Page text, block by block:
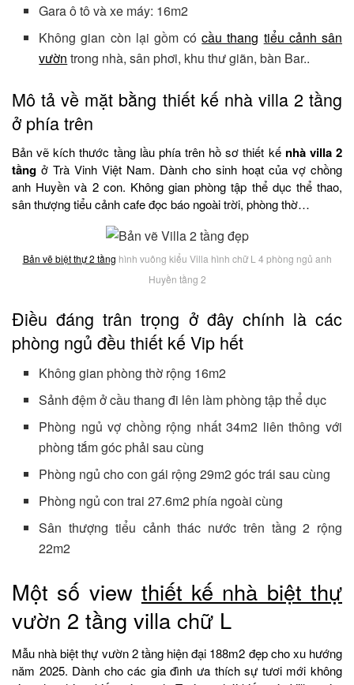
Gara ô tô và xe máy: 16m2
Không gian còn lại gồm cócầu thang tiểu cảnh sân
vườn trong nhà, sân phơi, khu thư giãn, bàn Bar..
Mô tả về mặt bằng thiết kế nhà villa 2 tầng
ở phía trên
Bản vẽ kích thước tầng lầu phía trên hồ sơ thiết kế nhà villa 2
tầng ở Trà Vinh Việt Nam. Dành cho sinh hoạt của vợ chồng
anh Huyền và 2 con. Không gian phòng tập thể dục thể thao,
sân thượng tiểu cảnh cafe đọc báo ngoài trời, phòng thờ…
Bản vẽ biệt thự 2 tầng hình vuông kiểu Villa hình chữ L 4 phòng ngủ anh
Huyền tầng 2
Điều đáng trân trọng ở đây chính là các
phòng ngủ đều thiết kế Vip hết
Không gian phòng thờ rộng 16m2
Sảnh đệm ở cầu thang đi lên làm phòng tập thể dục
Phòng ngủ vợ chồng rộng nhất 34m2 liên thông với
phòng tắm góc phải sau cùng
Phòng ngủ cho con gái rộng 29m2 góc trái sau cùng
Phòng ngủ con trai 27.6m2 phía ngoài cùng
Sân thượng tiểu cảnh thác nước trên tầng 2 rộng
22m2
Một số view thiết kế nhà biệt thự
vườn 2 tầng villa chữ L
Mẫu nhà biệt thự vườn 2 tầng hiện đại 188m2 đẹp cho xu hướng
năm 2025. Dành cho các gia đình ưa thích sự tươi mới không